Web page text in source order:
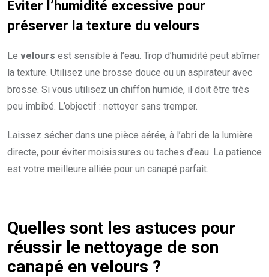
Éviter l’humidité excessive pour
préserver la texture du velours
Le velours est sensible à l’eau. Trop d’humidité peut abîmer
la texture. Utilisez une brosse douce ou un aspirateur avec
brosse. Si vous utilisez un chiffon humide, il doit être très
peu imbibé. L’objectif : nettoyer sans tremper.
Laissez sécher dans une pièce aérée, à l’abri de la lumière
directe, pour éviter moisissures ou taches d’eau. La patience
est votre meilleure alliée pour un canapé parfait.
Quelles sont les astuces pour
réussir le nettoyage de son
canapé en velours ?